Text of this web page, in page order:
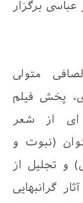
برگزار
متولی
پخش فیلم
ای از شعر
(نبوت و
و تجلیل از
گرانبهایی